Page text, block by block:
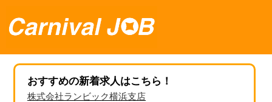
おすすめの新着求人はこちら！
株式会社ランビック横浜支店